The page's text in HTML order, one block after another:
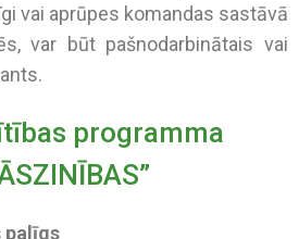
vai aprūpes komandas sastāvā
var būt pašnodarbinātais vai
programma
palīgs